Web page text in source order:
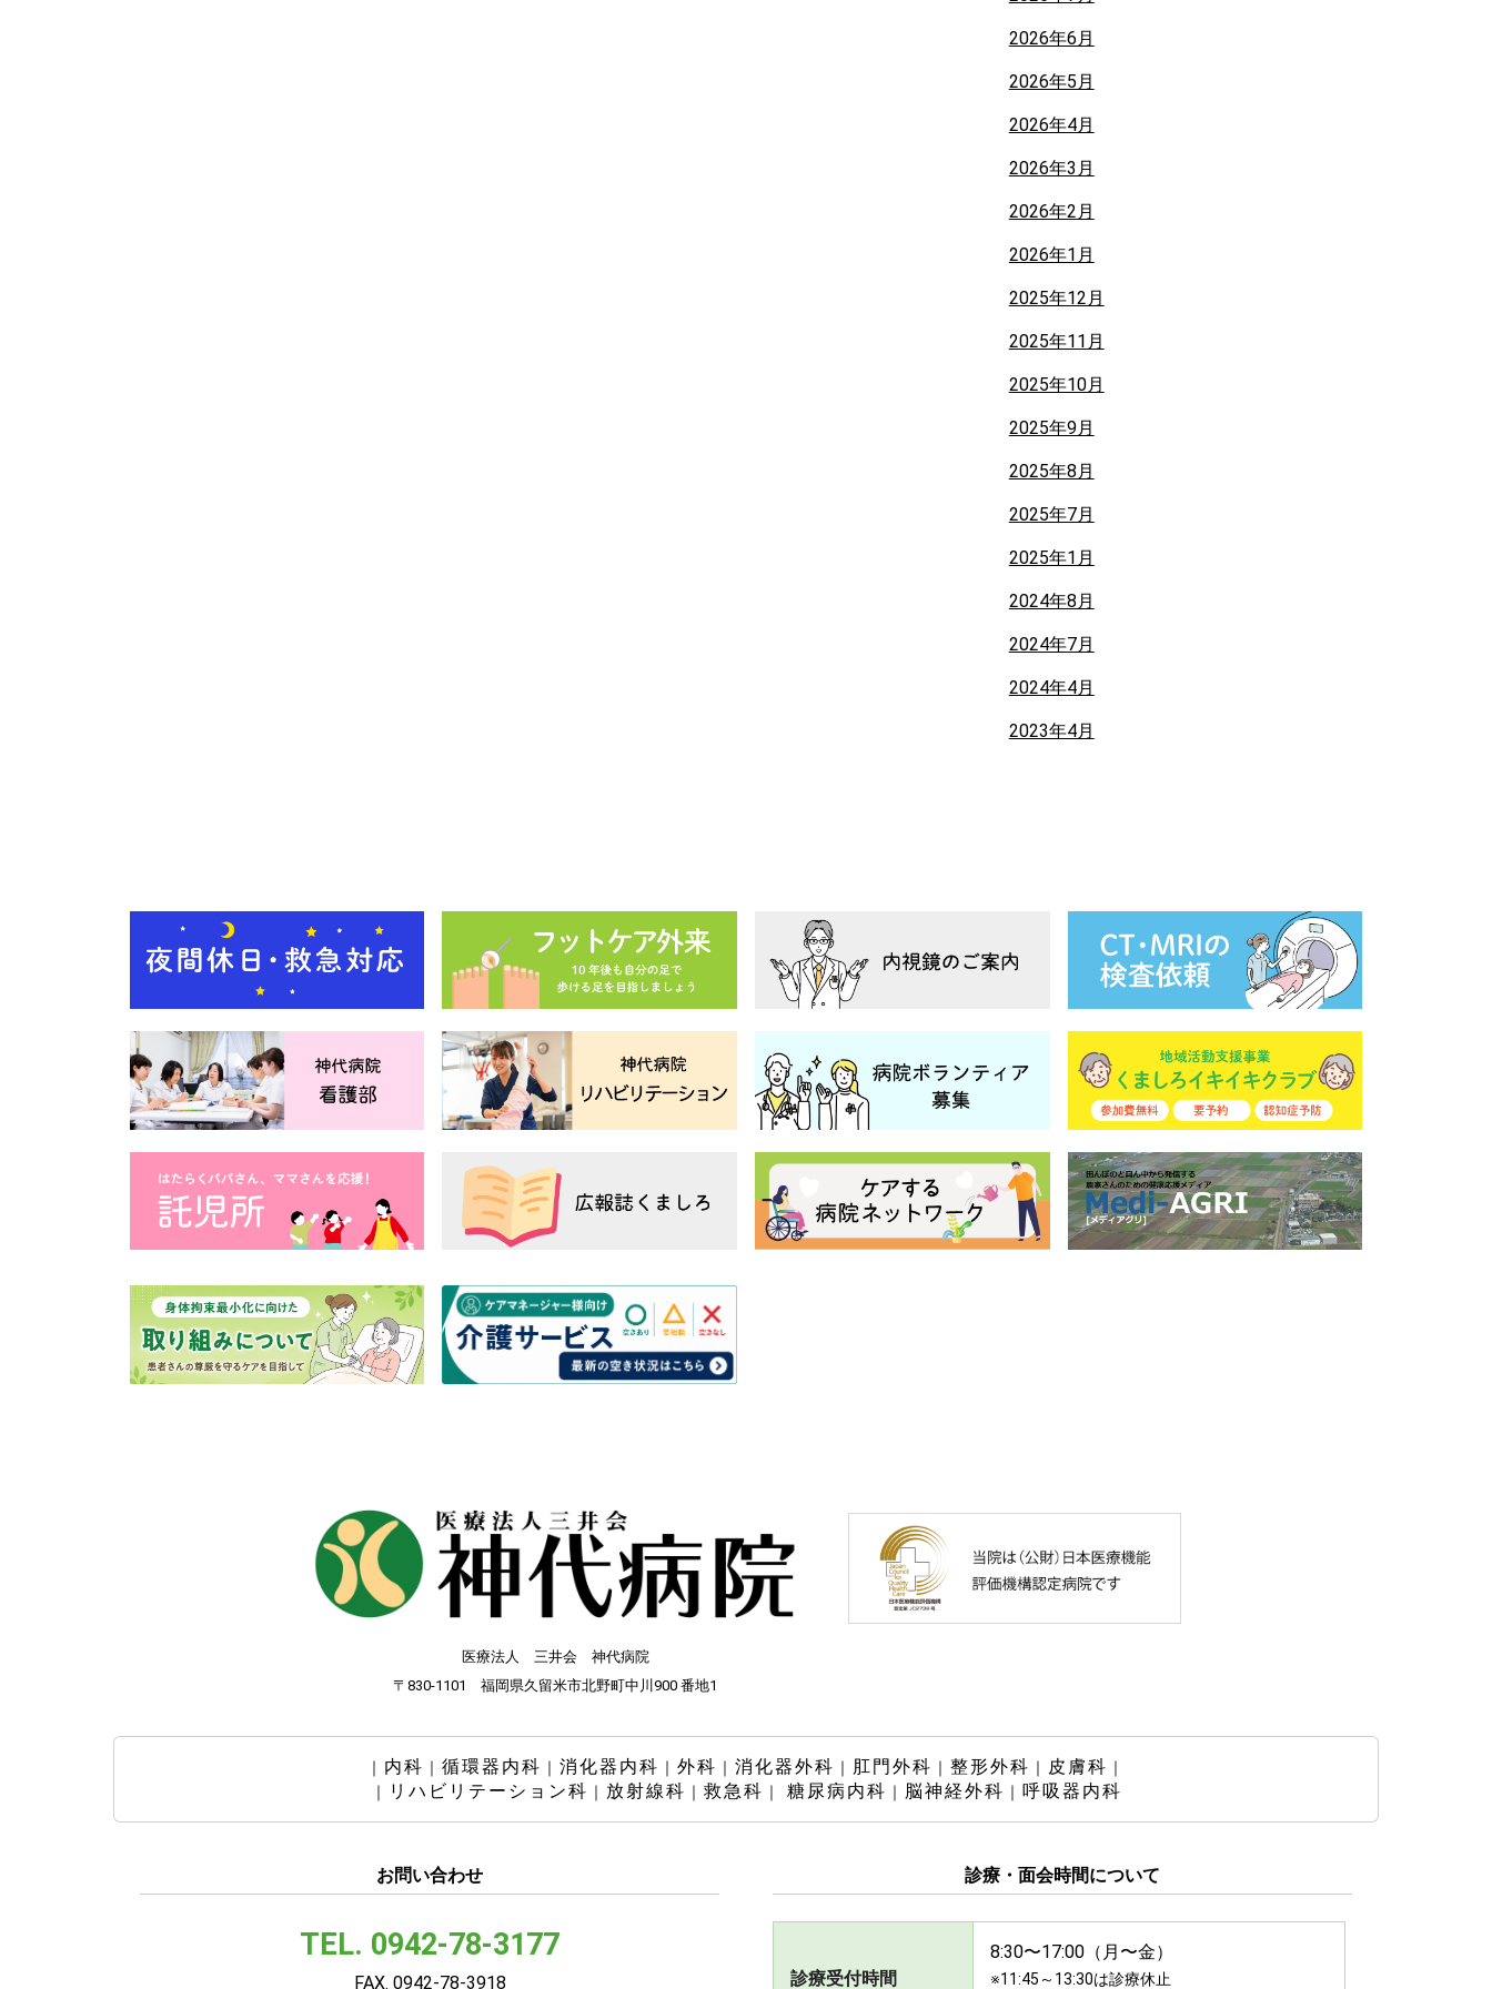
2026年6月
2026年5月
2026年4月
2026年3月
2026年2月
2026年1月
2025年12月
2025年11月
2025年10月
2025年9月
2025年8月
2025年7月
2025年1月
2024年8月
2024年7月
2024年4月
2023年4月
医療法人 三井会 神代病院
〒830-1101 福岡県久留米市北野町中川900 番地1
｜ 内科 ｜ 循環器内科 ｜ 消化器内科 ｜ 外科 ｜ 消化器外科 ｜ 肛門外科 ｜ 整形外科 ｜ 皮膚科 ｜
｜
リハビリテーション科 ｜ 放射線科 ｜ 救急科 ｜ 糖尿病内科 ｜ 脳神経外科 ｜ 呼吸器内科
お問い合わせ
TEL. 0942-78-3177
FAX. 0942-78-3918
診療・面会時間について
診療受付時間
8:30〜17:00（月〜金）
※11:45～13:30は診療休止